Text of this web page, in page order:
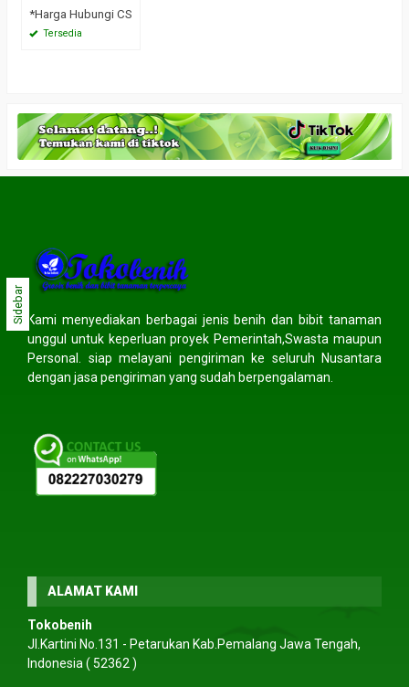
*Harga Hubungi CS
Tersedia
Sidebar Kami menyediakan berbagai jenis benih dan bibit tanaman
unggul untuk keperluan proyek Pemerintah,Swasta maupun
Personal. siap melayani pengiriman ke seluruh Nusantara
dengan jasa pengiriman yang sudah berpengalaman.
ALAMAT KAMI
Tokobenih
Jl.Kartini No.131 - Petarukan Kab.Pemalang Jawa Tengah,
Indonesia ( 52362 )